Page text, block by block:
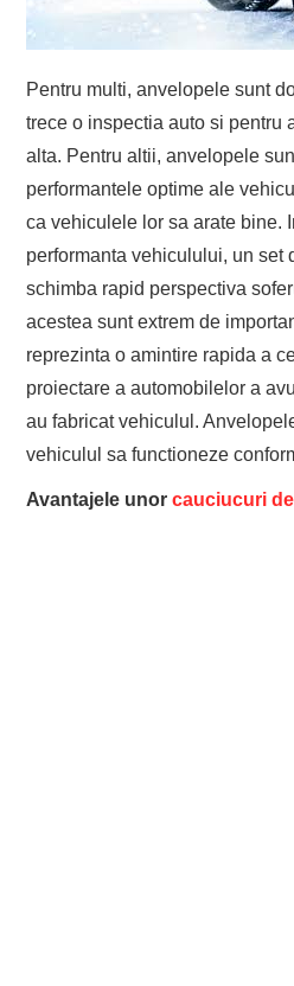
TECH
BICICLETE
Pentru multi, anvelopele sunt
trece o inspectia auto si pentru
alta. Pentru altii, anvelopele
performantele optime ale
ca vehiculele lor sa arate bine.
performanta vehiculului, un set
schimba rapid perspectiva
acestea sunt extrem de
reprezinta o amintire rapida a
proiectare a automobilelor a
au fabricat vehiculul.
vehiculul sa functioneze
Avantajele unorcauciucuri